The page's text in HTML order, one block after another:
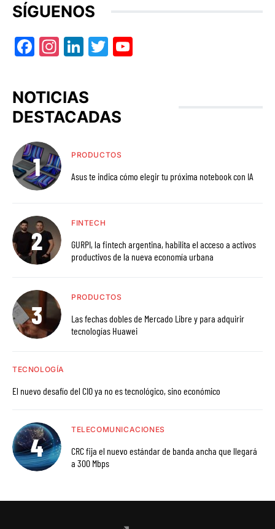
SÍGUENOS
Facebook
Instagram
LinkedIn
Twitter
NOTICIAS
DESTACADAS
PRODUCTOS
Asus te indica cómo elegir tu próxima notebook con IA
FINTECH
GURPI, la fintech argentina, habilita el acceso a activos
productivos de la nueva economía urbana
PRODUCTOS
Las fechas dobles de Mercado Libre y para adquirir
tecnologías Huawei
TECNOLOGÍA
El nuevo desafío del CIO ya no es tecnológico, sino económico
TELECOMUNICACIONES
CRC fija el nuevo estándar de banda ancha que llegará
a 300 Mbps